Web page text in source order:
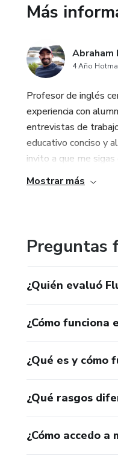
Más
Abraham
4 Año
Profesor de inglés
experiencia con
entrevistas de
educativo conciso y
invito a que me
Mostrar más
Preguntas
¿Quién evaluó
¿Cómo funciona
¿Qué es y cómo
¿Qué rasgos
¿Cómo accedo a